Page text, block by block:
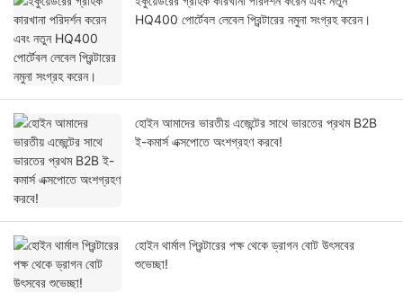
HQ400 পোর্টেবল লেবেল প্রিন্টারের নমুনা সংগ্রহ করেন।
হোইন আমাদের ভারতীয় এজেন্টের সাথে ভারতের প্রথম B2B
ই-কমার্স এক্সপোতে অংশগ্রহণ করবে!
হোইন থার্মাল প্রিন্টারের পক্ষ থেকে ড্রাগন বোট উৎসবের
শুভেচ্ছা!